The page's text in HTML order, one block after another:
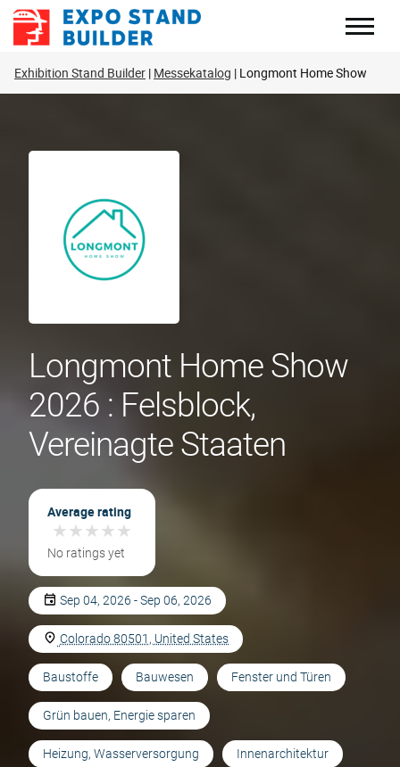
Zum
Inhalt
Exhibition Stand Builder Messekatalog Longmont Home Show
Longmont Home Show
2026 : Felsblock,
Vereinagte Staaten
Average rating
★★★★★
★★★★★
No ratings yet
Sep 04, 2026 - Sep 06, 2026
Colorado 80501, United States
Baustoffe Bauwesen Fenster und Türen
Grün bauen, Energie sparen
Heizung, Wasserversorgung Innenarchitektur